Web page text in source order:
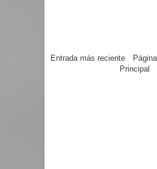
Entrada más reciente
Página
Principal